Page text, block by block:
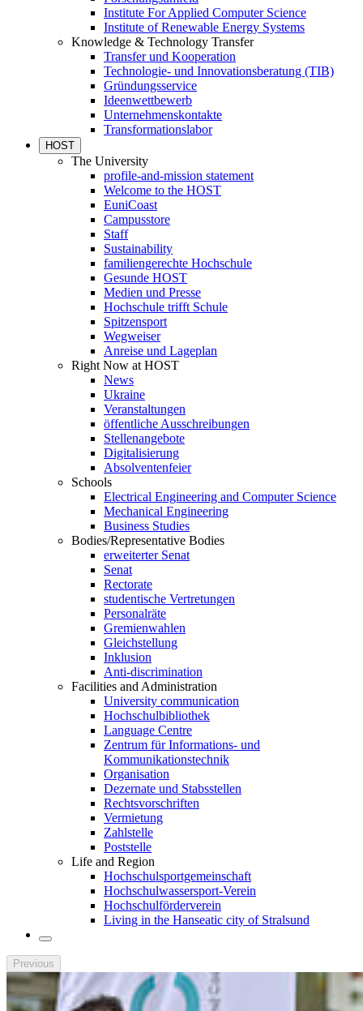
Institute For Applied Computer Science
Institute of Renewable Energy Systems
Knowledge & Technology Transfer
Transfer und Kooperation
Technologie- und Innovationsberatung (TIB)
Gründungsservice
Ideenwettbewerb
Unternehmenskontakte
Transformationslabor
HOST
The University
profile-and-mission statement
Welcome to the HOST
EuniCoast
Campusstore
Staff
Sustainability
familiengerechte Hochschule
Gesunde HOST
Medien und Presse
Hochschule trifft Schule
Spitzensport
Wegweiser
Anreise und Lageplan
Right Now at HOST
News
Ukraine
Veranstaltungen
öffentliche Ausschreibungen
Stellenangebote
Digitalisierung
Absolventenfeier
Schools
Electrical Engineering and Computer Science
Mechanical Engineering
Business Studies
Bodies/Representative Bodies
erweiterter Senat
Senat
Rectorate
studentische Vertretungen
Personalräte
Gremienwahlen
Gleichstellung
Inklusion
Anti-discrimination
Facilities and Administration
University communication
Hochschulbibliothek
Language Centre
Zentrum für Informations- und
Kommunikationstechnik
Organisation
Dezernate und Stabsstellen
Rechtsvorschriften
Vermietung
Zahlstelle
Poststelle
Life and Region
Hochschulsportgemeinschaft
Hochschulwassersport-Verein
Hochschulförderverein
Living in the Hanseatic city of Stralsund
Previous